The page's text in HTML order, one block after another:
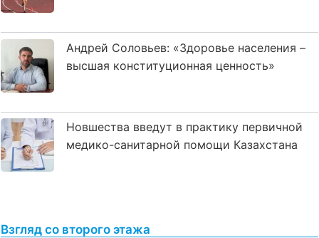
Андрей Соловьев: «Здоровье населения –
высшая конституционная ценность»
Новшества введут в практику первичной
медико-санитарной помощи Казахстана
Взгляд со второго этажа